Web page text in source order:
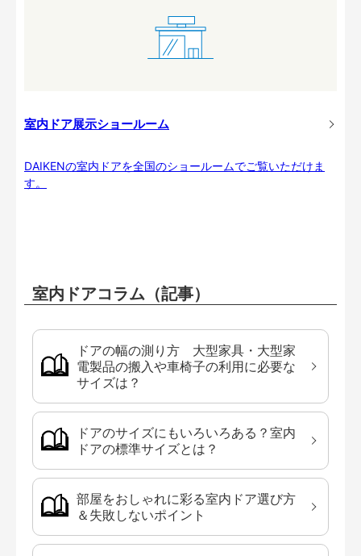
室内ドア展示ショールーム
DAIKENの室内ドアを全国のショールームでご覧いただけま
す。
室内ドアコラム（記事）
ドアの幅の測り方 大型家具・大型家
電製品の搬入や車椅子の利用に必要な
サイズは？
ドアのサイズにもいろいろある？室内
ドアの標準サイズとは？
部屋をおしゃれに彩る室内ドア選び方
＆失敗しないポイント